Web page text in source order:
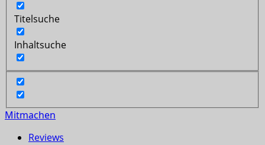
Titelsuche
Inhaltsuche
Mitmachen
Reviews